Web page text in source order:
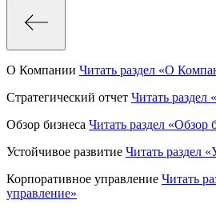
О Компании Читать раздел «О
Стратегический отчет Читать раздел
Обзор бизнеса Читать раздел «Обзор
Устойчивое развитие Читать раздел
Корпоративное управление Читать
управление»